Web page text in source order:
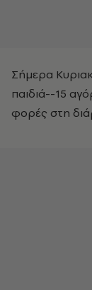
Σήμερα
παιδιά--15
φορές στη